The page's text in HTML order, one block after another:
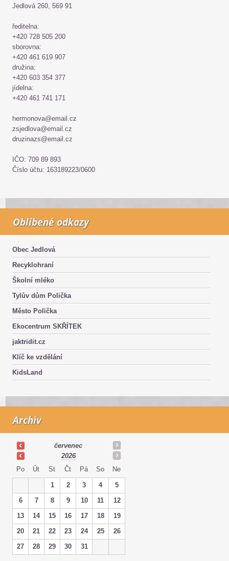
Jedlová 260, 569 91
ředitelna:
+420 728 505 200
sborovna:
+420 461 619 907
družina:
+420 603 354 377
jídelna:
+420 461 741 171
hermonova@email.cz
zsjedlova@email.cz
druzinazs@email.cz
IČO: 709 89 893
Číslo účtu: 163189223/0600
Oblíbené odkazy
Obec Jedlová
Recyklohraní
Školní mléko
Tylův dům Polička
Město Polička
Ekocentrum SKŘÍTEK
jaktridit.cz
Klíč ke vzdělání
KidsLand
Archiv
červenec
2026
Po
Út St Čt Pá So Ne
1 2 3 4
5
6
7 8 9 10 11
12
13
14 15 16 17 18
19
20
21 22 23 24 25
26
27
28 29 30 31